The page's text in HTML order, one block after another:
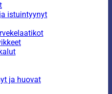
istuintyynyt
ja huovat